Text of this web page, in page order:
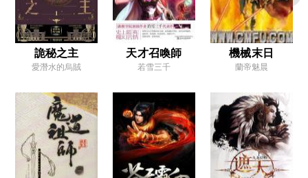
第十九章 致虛經第二層
第二十章 有仇報仇
第二十一章 來人
第二十二章 校尉黃邵
第二十三章 屠殺
第二十四章 接應
第二十五章 名將
詭秘之主
愛潛水的烏賊
天才召喚師
若雪三千
機械末日
蘭帝魅晨